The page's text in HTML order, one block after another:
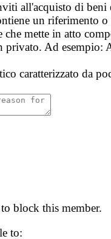
all'acquisto di beni
un riferimento
che mette in atto
privato. Ad
caratterizzato da
block this member.
to: